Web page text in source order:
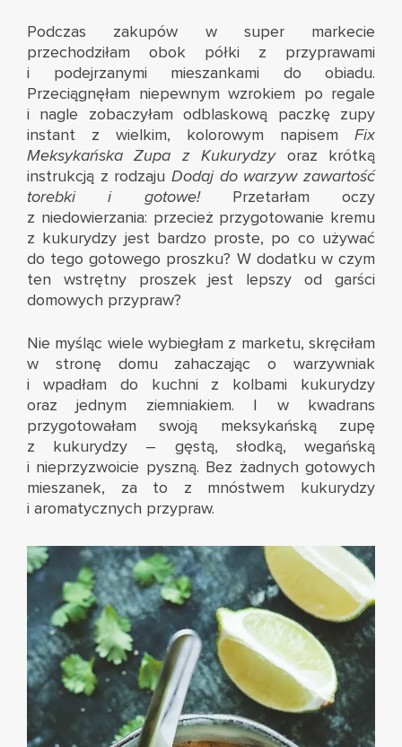
Podczas zakupów w super markecie
przechodziłam obok półki z przyprawami
i podejrzanymi mieszankami do obiadu.
Przeciągnęłam niepewnym wzrokiem po regale
i nagle zobaczyłam odblaskową paczkę zupy
instant z wielkim, kolorowym napisem Fix
Meksykańska Zupa z Kukurydzy oraz krótką
instrukcją z rodzaju Dodaj do warzyw zawartość
torebki i gotowe! Przetarłam oczy
z niedowierzania: przecież przygotowanie kremu
z kukurydzy jest bardzo proste, po co używać
do tego gotowego proszku? W dodatku w czym
ten wstrętny proszek jest lepszy od garści
domowych przypraw?
Nie myśląc wiele wybiegłam z marketu, skręciłam
w stronę domu zahaczając o warzywniak
i wpadłam do kuchni z kolbami kukurydzy
oraz jednym ziemniakiem. I w kwadrans
przygotowałam swoją meksykańską zupę
z kukurydzy – gęstą, słodką, wegańską
i nieprzyzwoicie pyszną. Bez żadnych gotowych
mieszanek, za to z mnóstwem kukurydzy
i aromatycznych przypraw.